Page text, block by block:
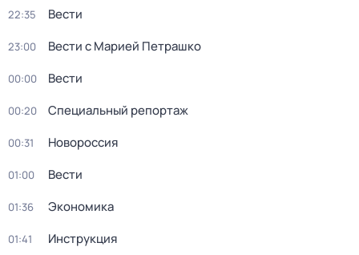
22:35 Вести
23:00 Вести с Марией Петрашко
00:00 Вести
00:20 Специальный репортаж
00:31 Новороссия
01:00 Вести
01:36 Экономика
01:41 Инструкция